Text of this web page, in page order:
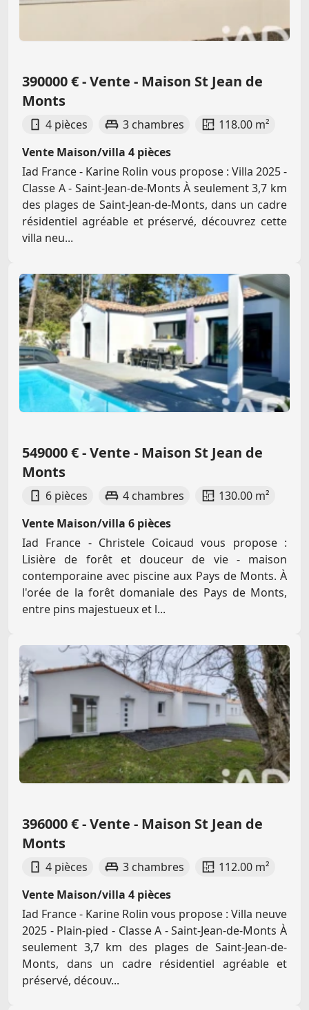
390000 € - Vente - Maison St Jean de
Monts
4 pièces 3 chambres
118.00 m²
Vente Maison/villa 4 pièces
Iad France - Karine Rolin vous propose : Villa 2025 -
Classe A - Saint-Jean-de-Monts À seulement 3,7 km
des plages de Saint-Jean-de-Monts, dans un cadre
résidentiel agréable et préservé, découvrez cette
villa neu...
549000 € - Vente - Maison St Jean de
Monts
6 pièces 4 chambres
130.00 m²
Vente Maison/villa 6 pièces
Iad France - Christele Coicaud vous propose :
Lisière de forêt et douceur de vie - maison
contemporaine avec piscine aux Pays de Monts. À
l'orée de la forêt domaniale des Pays de Monts,
entre pins majestueux et l...
396000 € - Vente - Maison St Jean de
Monts
4 pièces 3 chambres
112.00 m²
Vente Maison/villa 4 pièces
Iad France - Karine Rolin vous propose : Villa neuve
2025 - Plain-pied - Classe A - Saint-Jean-de-Monts À
seulement 3,7 km des plages de Saint-Jean-de-
Monts, dans un cadre résidentiel agréable et
préservé, découv...